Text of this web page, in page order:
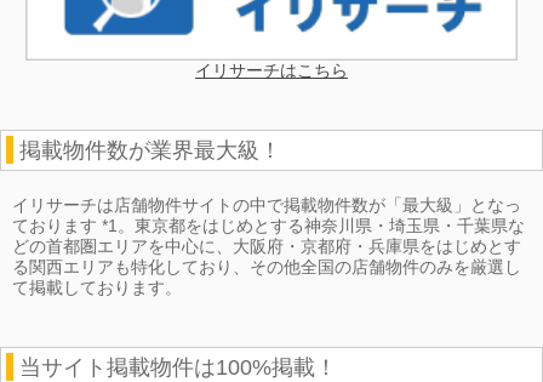
イリサーチはこちら
掲載物件数が業界最大級！
イリサーチは店舗物件サイトの中で掲載物件数が「最大級」となっ
ております *1。東京都をはじめとする神奈川県・埼玉県・千葉県な
どの首都圏エリアを中心に、大阪府・京都府・兵庫県をはじめとす
る関西エリアも特化しており、その他全国の店舗物件のみを厳選し
て掲載しております。
当サイト掲載物件は100%掲載！